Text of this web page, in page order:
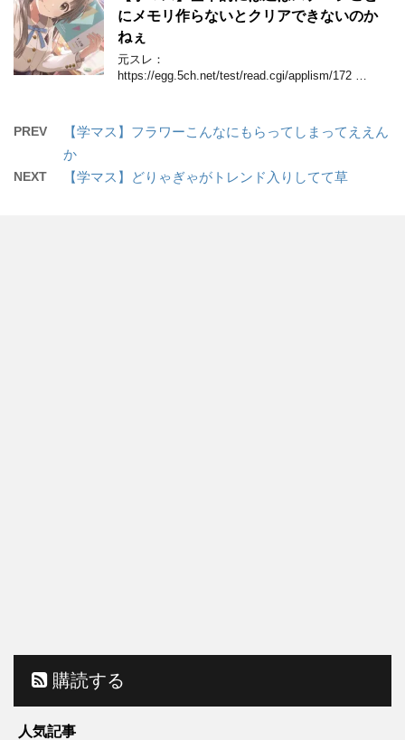
にメモリ作らないとクリアできないのか
ねぇ
元スレ：
https://egg.5ch.net/test/read.cgi/applism/172 …
PREV
【学マス】フラワーこんなにもらってしまってええん
か
NEXT 【学マス】どりゃぎゃがトレンド入りしてて草
購読する
人気記事